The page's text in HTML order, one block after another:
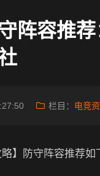
阵容推
栏目： 电竞
】防守阵容推荐如